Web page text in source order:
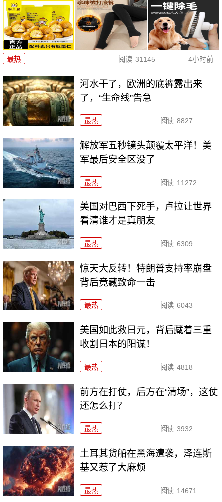
最热 阅读 31145 4小时前
河水干了，欧洲的底裤露出来
了，“生命线”告急
最热 阅读 8827
解放军五秒镜头颠覆太平洋！美
军最后安全区没了
最热 阅读 11272
美国对巴西下死手，卢拉让世界
看清谁才是真朋友
最热 阅读 6309
惊天大反转！特朗普支持率崩盘
背后竟藏致命一击
最热 阅读 6043
美国如此救日元，背后藏着三重
收割日本的阳谋！
最热 阅读 4818
前方在打仗，后方在“清场”，这仗
还怎么打？
最热 阅读 3932
土耳其货船在黑海遭袭，泽连斯
基又惹了大麻烦
最热 阅读 14671